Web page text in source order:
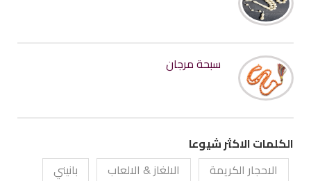
سبحة مرجان
الكلمات الاكثر شيوعا
الاحجار الكريمة
الالغاز & الالعاب
بانيني